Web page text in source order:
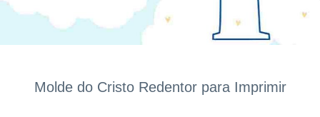
Molde do Cristo Redentor para Imprimir